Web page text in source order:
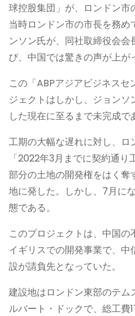
球控股集団」が、ロンドン市
当時ロンドン市の市長を務め
ンソン氏が、同社取締役会
び、中国では驚きの声が上が
この「ABPアジアビジネスセ
ジェクトはしかし、ジョン
した現在に至るまで未完成で
工期の大幅な遅れに対し、ロ
「2022年3月までに契約通
部分の土地の開発権をはく
地に発した。しかし、7月に
態である。
このプロジェクトは、中国
イギリスでの開発事業で、
設が請負先となっていた。
建設地はロンドン東部のテ
ルバート・ドックで、総工